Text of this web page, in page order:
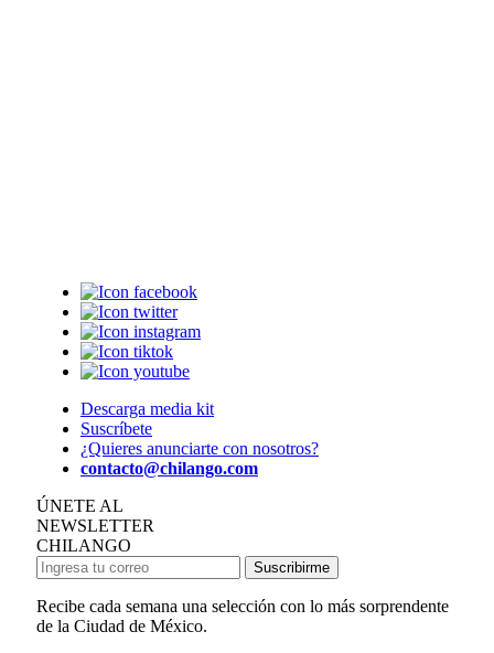
Descarga media kit
Suscríbete
¿Quieres anunciarte con nosotros?
contacto@chilango.com
ÚNETE AL
NEWSLETTER
CHILANGO
Suscribirme
Recibe cada semana una selección con lo más sorprendente
de la Ciudad de México.